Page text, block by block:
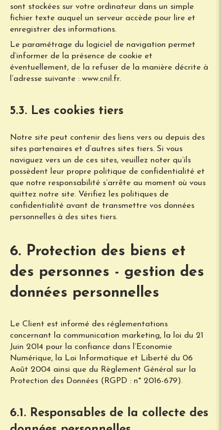
sont stockées sur votre ordinateur dans un simple
fichier texte auquel un serveur accède pour lire et
enregistrer des informations.
Le paramétrage du logiciel de navigation permet
d’informer de la présence de cookie et
éventuellement, de la refuser de la manière décrite à
l’adresse suivante : www.cnil.fr.
5.3. Les cookies tiers
Notre site peut contenir des liens vers ou depuis des
sites partenaires et d’autres sites tiers. Si vous
naviguez vers un de ces sites, veuillez noter qu’ils
possèdent leur propre politique de confidentialité et
que notre responsabilité s’arrête au moment où vous
quittez notre site. Vérifiez les politiques de
confidentialité avant de transmettre vos données
personnelles à des sites tiers.
6. Protection des biens et
des personnes - gestion des
données personnelles
Le Client est informé des réglementations
concernant la communication marketing, la loi du 21
Juin 2014 pour la confiance dans l’Economie
Numérique, la Loi Informatique et Liberté du 06
Août 2004 ainsi que du Règlement Général sur la
Protection des Données (RGPD : n° 2016-679).
6.1. Responsables de la collecte des